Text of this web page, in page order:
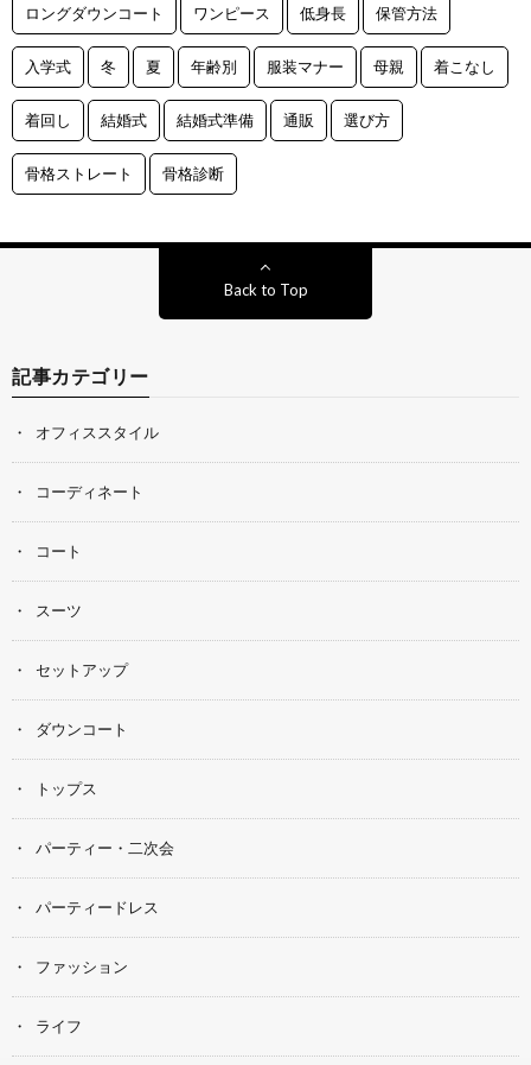
ロングダウンコート ワンピース 低身長 保管方法
入学式 冬 夏 年齢別 服装マナー 母親 着こなし
着回し 結婚式 結婚式準備 通販 選び方
骨格ストレート 骨格診断
Back to Top
記事カテゴリー
オフィススタイル
コーディネート
コート
スーツ
セットアップ
ダウンコート
トップス
パーティー・二次会
パーティードレス
ファッション
ライフ